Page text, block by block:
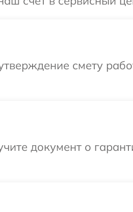
смету
документ о